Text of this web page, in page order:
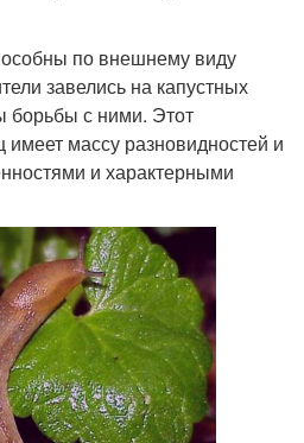
по внешнему виду
завелись на капустных
борьбы с ними. Этот
массу разновидностей и
и характерными